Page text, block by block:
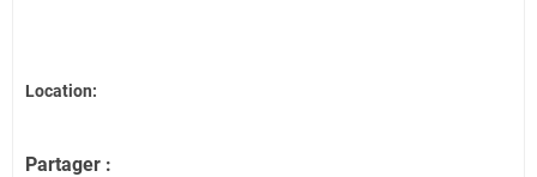
Location:
Partager :